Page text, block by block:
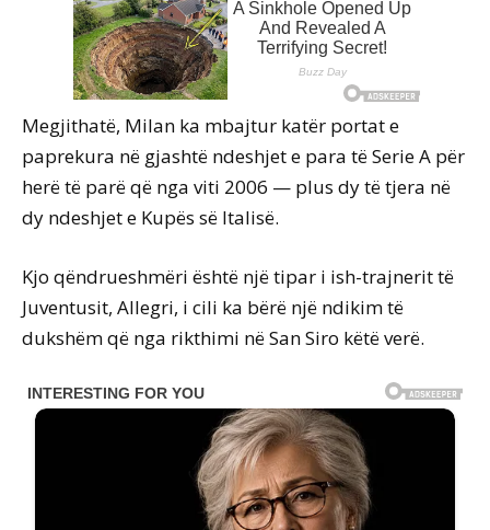
Megjithatë, Milan ka mbajtur katër portat e
paprekura në gjashtë ndeshjet e para të Serie A për
herë të parë që nga viti 2006 — plus dy të tjera në
dy ndeshjet e Kupës së Italisë.
Kjo qëndrueshmëri është një tipar i ish-trajnerit të
Juventusit, Allegri, i cili ka bërë një ndikim të
dukshëm që nga rikthimi në San Siro këtë verë.